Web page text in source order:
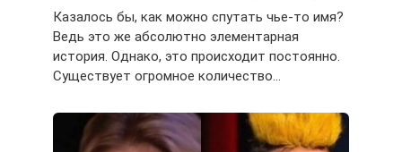
Казалось бы, как можно спутать чье-то имя?
Ведь это же абсолютно элементарная
история. Однако, это происходит постоянно.
Существует огромное количество…